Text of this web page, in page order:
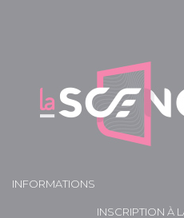
INFORMATIONS
INSCRIPTION À